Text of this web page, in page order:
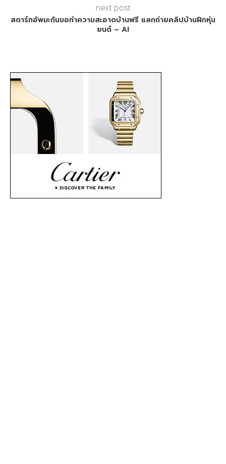
next post
สตาร์ทอัพมะกันขอทำความสะอาดบ้านฟรี แลกถ่ายคลิปบ้านฝึกหุ่น
ยนต์ – AI